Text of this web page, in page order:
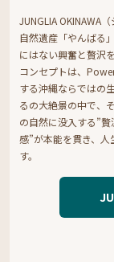
JUNGLIA OKINAWA
自然遺産「やんばる
にはない興奮と贅沢
コンセプトは、
する沖縄ならではの
るの大絶景の中で、
の自然に没入する”
感”が本能を貫き、
す。